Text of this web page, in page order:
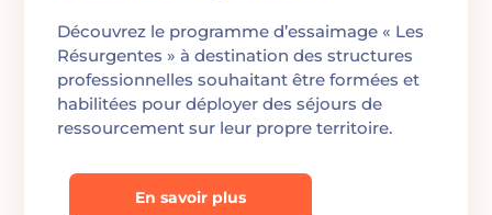
Découvrez le programme d’essaimage « Les
Résurgentes » à destination des structures
professionnelles souhaitant être formées et
habilitées pour déployer des séjours de
ressourcement sur leur propre territoire.
En savoir plus